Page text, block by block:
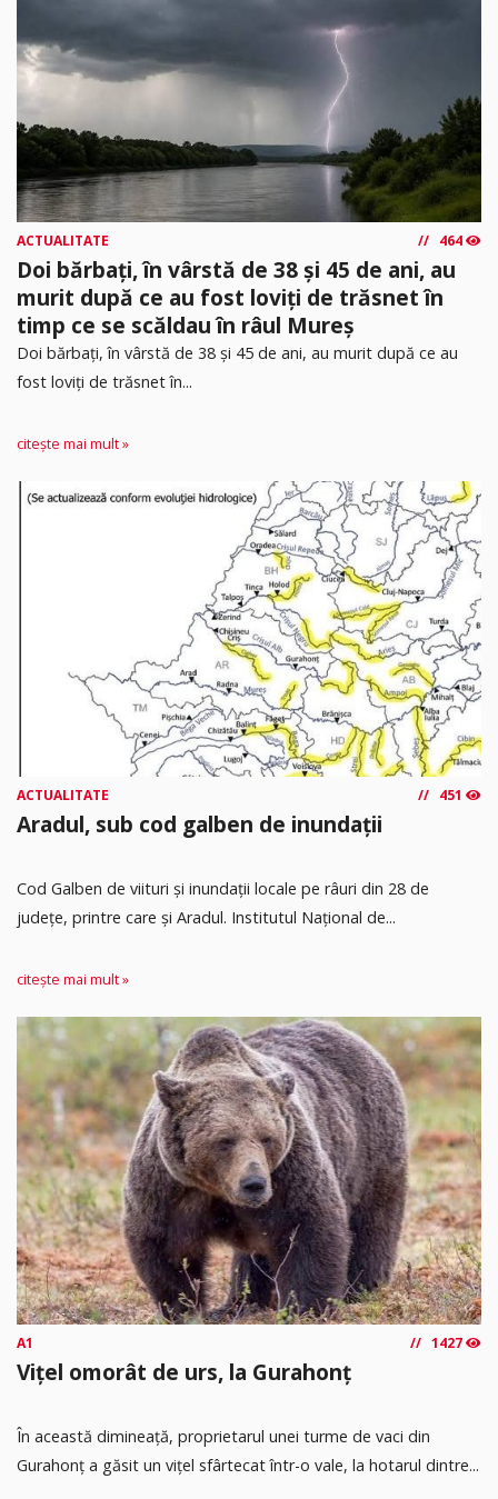
ACTUALITATE 464
Doi bărbați, în vârstă de 38 și 45 de ani, au
murit după ce au fost loviți de trăsnet în
timp ce se scăldau în râul Mureș
Doi bărbați, în vârstă de 38 și 45 de ani, au murit după ce au
fost loviți de trăsnet în...
citește mai mult »
ACTUALITATE 451
Aradul, sub cod galben de inundații
Cod Galben de viituri și inundații locale pe râuri din 28 de
județe, printre care și Aradul. Institutul Național de...
citește mai mult »
A1 1427
Vițel omorât de urs, la Gurahonț
În această dimineață, proprietarul unei turme de vaci din
Gurahonț a găsit un vițel sfârtecat într-o vale, la hotarul dintre...